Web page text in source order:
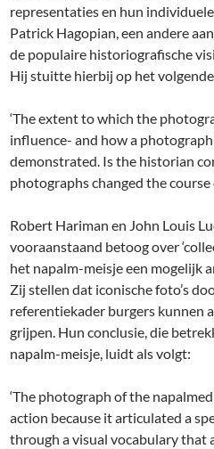
representaties en hun
Patrick Hagopian, een andere
de populaire historiografische
Hij stuitte hierbij op het
‘The extent to which the
influence- and how a
demonstrated. Is the historian
photographs changed the course
Robert Hariman en John Louis
vooraanstaand betoog over
het napalm-meisje een mogelijk
Zij stellen dat iconische foto’s
referentiekader burgers kunnen
grijpen. Hun conclusie, die
napalm-meisje, luidt als volgt:
‘The photograph of the
action because it articulated a
through a visual vocabulary that